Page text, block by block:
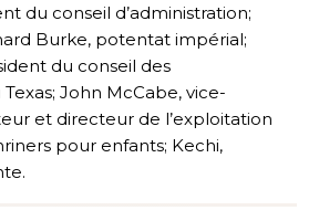
du conseil d’administration;
Burke, potentat impérial;
du conseil des
John McCabe, vice-
et directeur de l’exploitation
pour enfants; Kechi,